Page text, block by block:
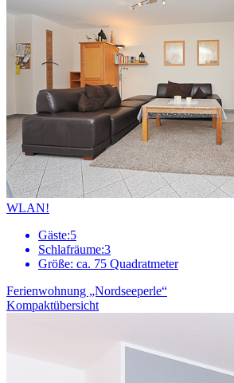
WLAN!
Gäste:5
Schlafräume:3
Größe: ca. 75 Quadratmeter
Ferienwohnung „Nordseeperle“
Kompaktübersicht